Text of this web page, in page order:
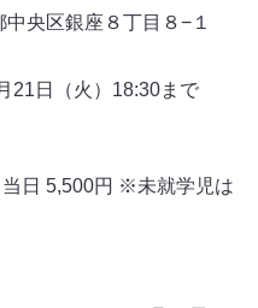
央区銀座８丁目８−１
21日（火）18:30まで
当日 5,500円 ※未就学児は